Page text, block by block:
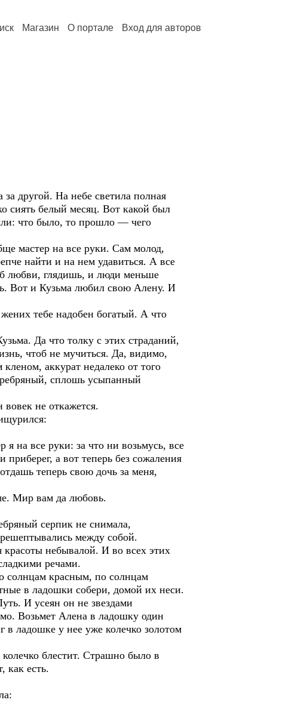
Магазин О портале Вход для авторов
другой. На небе светила полная
сиять белый месяц. Вот какой был
что было, то прошло — чего
мастер на все руки. Сам молод,
найти и на нем удавиться. А все
любви, глядишь, и люди меньше
Вот и Кузьма любил свою Алену. И
тебе надобен богатый. А что
Да что толку с этих страданий,
чтоб не мучиться. Да, видимо,
аккурат недалеко от того
сплошь усыпанный
не откажется.
на все руки: за что ни возьмусь, все
приберег, а вот теперь без сожаления
теперь свою дочь за меня,
Мир вам да любовь.
серпик не снимала,
между собой.
небывалой. И во всех этих
речами.
красным, по солнцам
в ладошки собери, домой их неси.
И усеян он не звездами
Возьмет Алена в ладошку один
ладошке у нее уже колечко золотом
колечко блестит. Страшно было в
как есть.